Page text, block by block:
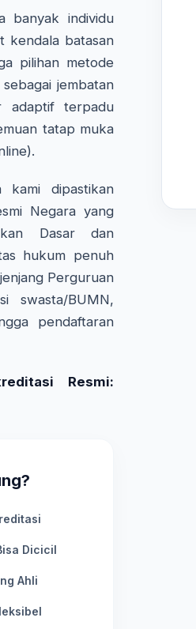
banyak individu
kendala batasan
pilihan metode
jembatan
adaptif terpadu
tatap muka
kami dipastikan
Negara yang
Dasar dan
hukum penuh
Perguruan
swasta/BUMN,
pendaftaran
Resmi:
Dicicil
Ahli